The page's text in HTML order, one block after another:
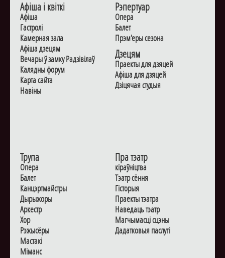
Афiша i квiткi
Афiша
Гастролi
Камерная зала
Афiша дзецям
Вечары ў замку Радзiвiлаў
Калядны форум
Карта сайта
Навiны
Рэпертуар
Опера
Балет
Прэм'еры сезона
Дзецям
Праекты для дзяцей
Афiша для дзяцей
Дзiцячая студыя
Трупа
Опера
Балет
Канцэртмайстры
Дырыжоры
Аркестр
Хор
Рэжысёры
Мастакі
Мiманс
Пра тэатр
кіраўніцтва
Тэатр сёння
Гiсторыя
Праекты тэатра
Наведаць тэатр
Магчымасцi сцэны
Дадаткoвыя паслугi